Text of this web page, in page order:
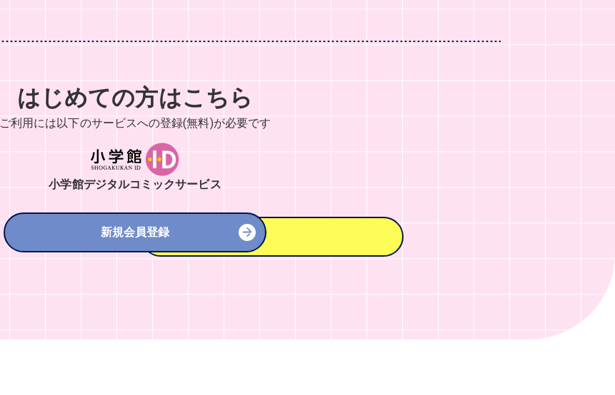
はじめての方はこちら
ご利用には以下のサービスへの登録(無料)が必要です
小学館デジタルコミックサービス
新規会員登録